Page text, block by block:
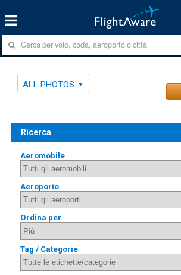
ALL PHOTOS
Ricerca
Aeromobile
Aeroporto
Ordina per
Tag / Categorie